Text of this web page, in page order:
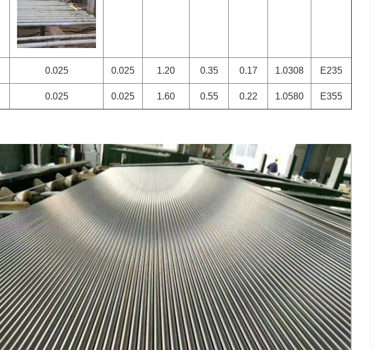
E235
1.0308
0.17
0.35
1.20
0.025
0.025
E355
1.0580
0.22
0.55
1.60
0.025
0.025